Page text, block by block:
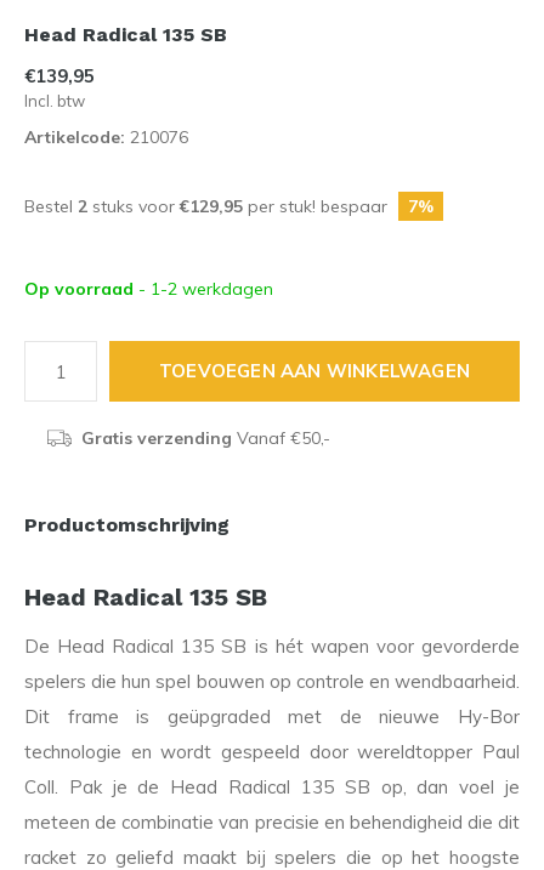
Head Radical 135 SB
€139,95
Incl. btw
Artikelcode: 210076
Bestel 2 stuks voor€129,95 per stuk! bespaar 7%
Op voorraad - 1-2 werkdagen
TOEVOEGEN AAN WINKELWAGEN
Gratis verzending Vanaf €50,-
Productomschrijving
Head Radical 135 SB
De Head Radical 135 SB is hét wapen voor gevorderde
spelers die hun spel bouwen op controle en wendbaarheid.
Dit frame is geüpgraded met de nieuwe Hy-Bor
technologie en wordt gespeeld door wereldtopper Paul
Coll. Pak je de Head Radical 135 SB op, dan voel je
meteen de combinatie van precisie en behendigheid die dit
racket zo geliefd maakt bij spelers die op het hoogste